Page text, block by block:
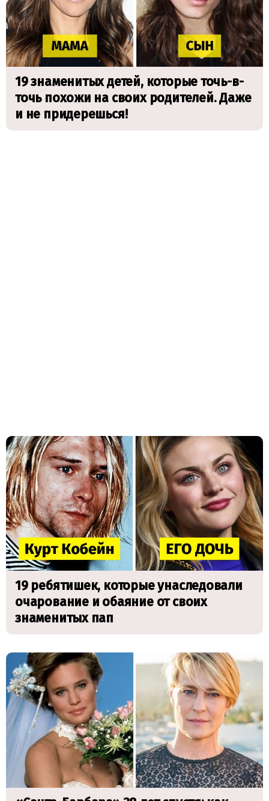
19 знаменитых детей, которые точь-в-
точь похожи на своих родителей. Даже
и не придерешься!
19 ребятишек, которые унаследовали
очарование и обаяние от своих
знаменитых пап